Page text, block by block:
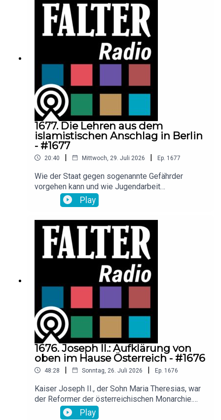
London für die EU? Raimund Löw diskutiert mit
der Großbritannien-Expertin und Politologin
Melanie Sully, dem langjährigen EU-Ressortchef
der Presse, Wolfgang Böhm, und
Korrespondentin Tessa Szyszkowitz.
1677. Die Lehren aus dem
islamistischen Anschlag in Berlin
- #1677
20:40 | Mittwoch, 29. Juli 2026 | Ep. 1677
Wie der Staat gegen sogenannte Gefährder
vorgehen kann und wie Jugendarbeit
gegensteuert: Der inzwischen getötete 21-jährige
Verdächtige, ein deutscher Staatsbürger mit
libanesischen Wurzeln, war der deutschen Polizei
bekannt. Verena Fabris von der Beratungsstelle
Extremismus und die Strafrechtsexpertin
Ingeborg Zerbes beleuchten im Gespräch mit
Raimund Löw die Lage in Österreich.
Play
1676. Joseph II.: Aufklärung von
oben im Hause Österreich - #1676
48:28 | Sonntag, 26. Juli 2026 | Ep. 1676
Kaiser Joseph II., der Sohn Maria Theresias, war
der Reformer der österreichischen Monarchie.
Der nach ihm benannte Josephinismus steht für
Play